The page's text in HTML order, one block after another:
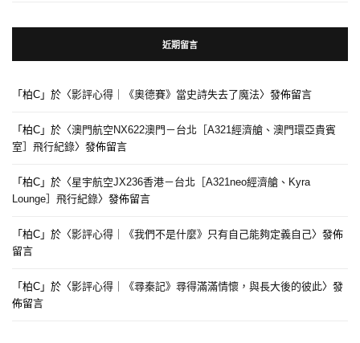
近期留言
「 柏C 」於〈影評心得｜《奧德賽》當史詩失去了魔法〉發佈留言
「 柏C 」於〈澳門航空NX622澳門－台北［A321經濟艙、澳門環亞貴賓
室］飛行紀錄〉發佈留言
「 柏C 」於〈星宇航空JX236香港－台北［A321neo經濟艙、Kyra
Lounge］飛行紀錄〉發佈留言
「 柏C 」於〈影評心得｜《我們不是什麼》只有自己能夠定義自己〉發佈
留言
「 柏C 」於〈影評心得｜《尋秦記》尋得滿滿情懷，與長大後的彼此〉發
佈留言